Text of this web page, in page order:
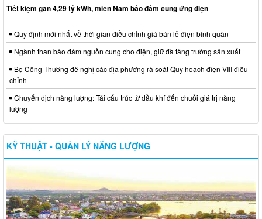
Tiết kiệm gần 4,29 tỷ kWh, miền Nam bảo đảm cung ứng điện
Quy định mới nhất về thời gian điều chỉnh giá bán lẻ điện bình quân
Ngành than bảo đảm nguồn cung cho điện, giữ đà tăng trưởng sản xuất
Bộ Công Thương đề nghị các địa phương rà soát Quy hoạch điện VIII điều
chỉnh
Chuyển dịch năng lượng: Tái cấu trúc từ dầu khí đến chuỗi giá trị năng
lượng
KỸ THUẬT - QUẢN LÝ NĂNG LƯỢNG